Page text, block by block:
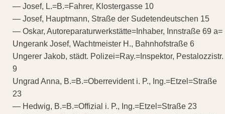
— Josef, L.=B.=Fahrer, Klostergasse 10
— Josef, Hauptmann, Straße der Sudetendeutschen 15
— Oskar, Autoreparaturwerkstätte=Inhaber, Innstraße 69 a=
Ungerank Josef, Wachtmeister H., Bahnhofstraße 6
Ungerer Jakob, städt. Polizei=Ray.=Inspektor, Pestalozzistr.
9
Ungrad Anna, B.=B.=Oberrevident i. P., Ing.=Etzel=Straße
23
— Hedwig, B.=B.=Offizial i. P., Ing.=Etzel=Straße 23